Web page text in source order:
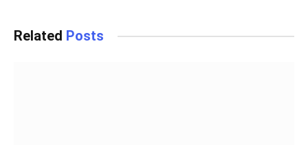
Related Posts